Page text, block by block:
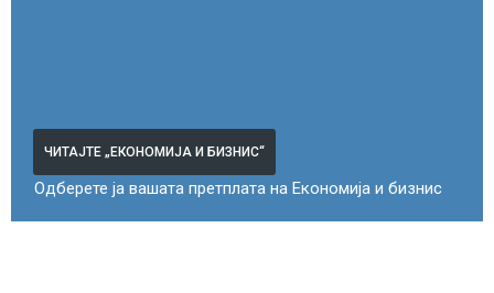
ЧИТАЈТЕ „ЕКОНОМИЈА И БИЗНИС“
Одберете ја вашата претплата на Економија и бизнис